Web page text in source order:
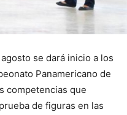
se dará inicio a los
Panamericano de
competencias que
de figuras en las